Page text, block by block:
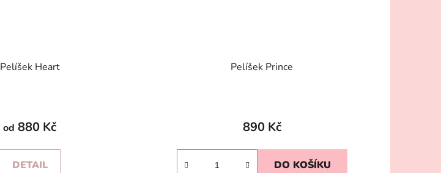
Pelíšek Heart
od 880 Kč
DETAIL
Pelíšek Prince
890 Kč
DO KOŠÍKU